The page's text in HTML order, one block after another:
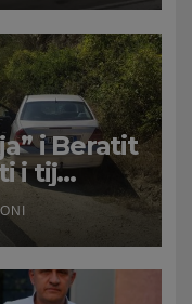
i Beratit
i tij
klerikut